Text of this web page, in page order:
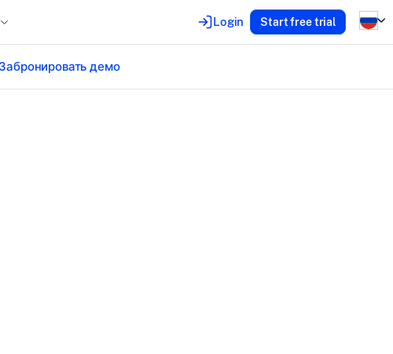
Login Start free trial
Забронировать демо